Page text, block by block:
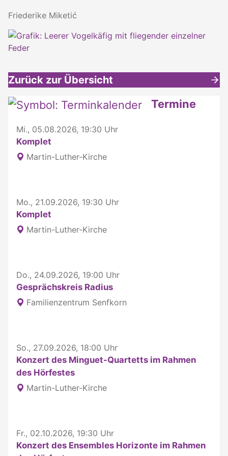
Friederike Miketić
Zurück zur Übersicht
Weitere interessante Inhalte Termine
Mi., 05.08.2026, 19:30 Uhr
Komplet
Martin-Luther-Kirche
Mo., 21.09.2026, 19:30 Uhr
Komplet
Martin-Luther-Kirche
Do., 24.09.2026, 19:00 Uhr
Gesprächskreis Radius
Familienzentrum Senfkorn
So., 27.09.2026, 18:00 Uhr
Konzert des Minguet-Quartetts im Rahmen
des Hörfestes
Martin-Luther-Kirche
Fr., 02.10.2026, 19:30 Uhr
Konzert des Ensembles Horizonte im Rahmen